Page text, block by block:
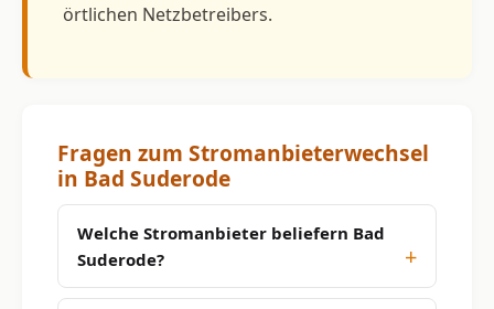
örtlichen Netzbetreibers.
Fragen zum Stromanbieterwechsel
in Bad Suderode
Welche Stromanbieter beliefern Bad
Suderode?